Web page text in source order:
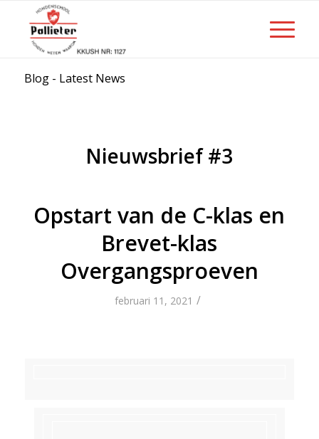
Blog - Latest News
Nieuwsbrief #3
Opstart van de C-klas en
Brevet-klas
Overgangsproeven
februari 11, 2021 /